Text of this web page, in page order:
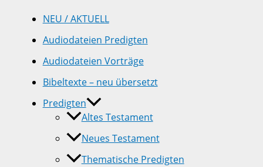
NEU / AKTUELL
Audiodateien Predigten
Audiodateien Vorträge
Bibeltexte – neu übersetzt
Predigten
Altes Testament
Neues Testament
Thematische Predigten